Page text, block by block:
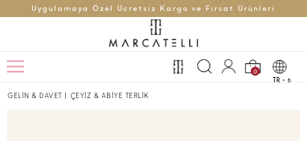
Uygulamaya Özel Ücretsiz Kargo ve Fırsat Ürünleri
0
TR - t
GELİN & DAVET | ÇEYİZ & ABİYE TERLİK